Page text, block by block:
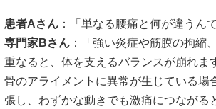
患者Aさん ：「単なる腰痛と何が違うん
専門家Bさん ：「強い炎症や筋膜の拘縮
重なると、体を支えるバランスが崩れま
骨のアライメントに異常が生じている場
張し、わずかな動きでも激痛につながる